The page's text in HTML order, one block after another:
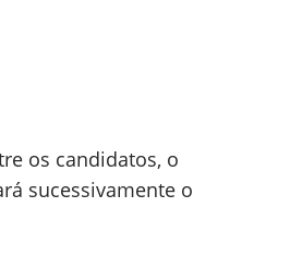
os candidatos, o
sucessivamente o